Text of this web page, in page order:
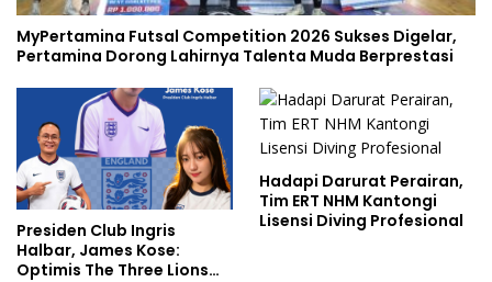
MyPertamina Futsal Competition 2026 Sukses Digelar,
Pertamina Dorong Lahirnya Talenta Muda Berprestasi
Presiden Club Ingris
Halbar, James Kose:
Optimis The Three Lions
Hadapi Darurat Perairan,
Tim ERT NHM Kantongi
Lisensi Diving Profesional